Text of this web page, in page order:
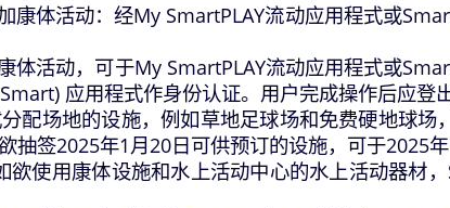
体活动：经My SmartPLAY流动应用程式或
活动，可于My SmartPLAY流动应用程式或
应用程式作身份认证。用户完成操作后应登
配场地的设施，例如草地足球场和免费硬地球场
签2025年1月20日可供预订的设施，可于2025
使用康体设施和水上活动中心的水上活动器材